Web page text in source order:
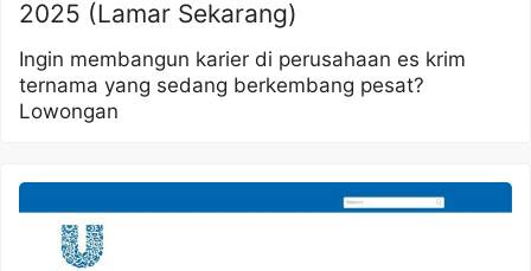
2025 (Lamar Sekarang)
Ingin membangun karier di perusahaan es krim
ternama yang sedang berkembang pesat?
Lowongan